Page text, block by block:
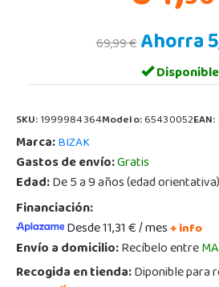
69,99 €Ahorra
Disponible
SKU:1999984364Modelo:65430052EAN:
Marca:BIZAK
Gastos de envío:Gratis
Edad:De 5 a 9 años (edad orientativa)
Financiación:
Desde 11,31 € / mes+ info
Envío a domicilio:Recíbelo entre
Recogida en tienda:Diponible para